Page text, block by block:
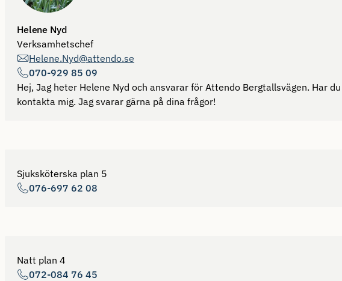
Helene Nyd
Verksamhetschef
Helene.Nyd@attendo.se
070-929 85 09
Hej, Jag heter Helene Nyd och ansvarar för Attendo Bergtallsvägen. Har
kontakta mig. Jag svarar gärna på dina frågor!
Sjuksköterska plan 5
076-697 62 08
Natt plan 4
072-084 76 45